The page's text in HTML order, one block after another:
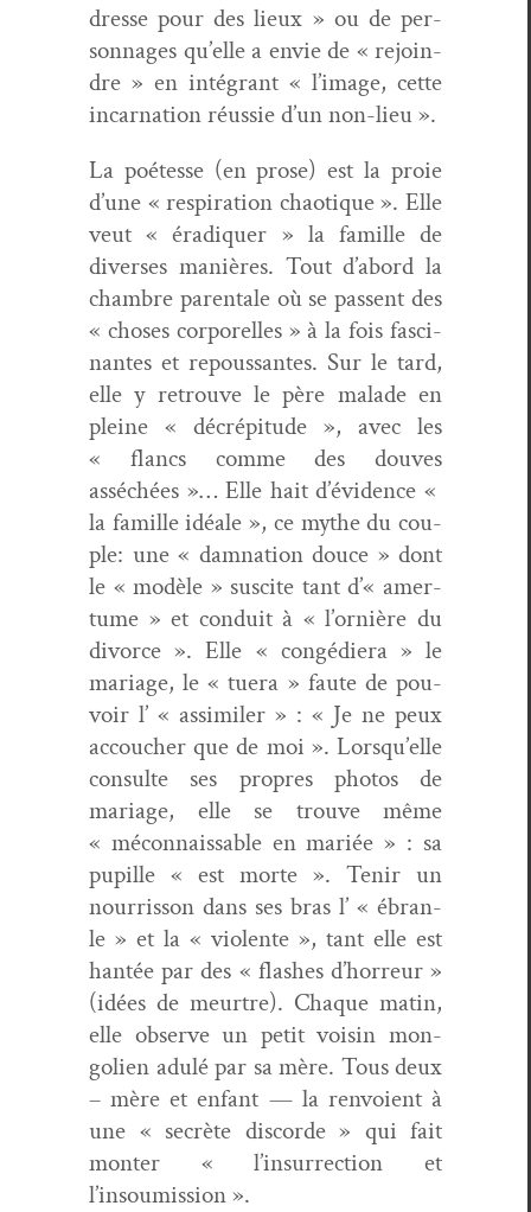
dresse pour des lieux » ou de per­
son­nages qu’elle a envie de « rejoin­
dre » en inté­grant « l’image, cette
incar­na­tion réussie d’un non-lieu ».
La poétesse (en prose) est la proie
d’une « res­pi­ra­tion chao­tique ». Elle
veut « éradi­quer » la famille de
divers­es manières. Tout d’abord la
cham­bre parentale où se passent des
« choses cor­porelles » à la fois fasci­
nantes et repous­santes. Sur le tard,
elle y retrou­ve le père malade en
pleine « décrépi­tude », avec les
« flancs comme des dou­ves
asséchées »… Elle hait d’évidence «
la famille idéale », ce mythe du cou­
ple: une « damna­tion douce » dont
le « mod­èle » sus­cite tant d’« amer­
tume » et con­duit à « l’ornière du
divorce ». Elle « con­gédiera » le
mariage, le « tuera » faute de pou­
voir l’ « assim­i­l­er » : « Je ne peux
accouch­er que de moi ». Lorsqu’elle
con­sulte ses pro­pres pho­tos de
mariage, elle se trou­ve même
« mécon­naiss­able en mar­iée » : sa
pupille « est morte ». Tenir un
nour­ris­son dans ses bras l’ « ébran­
le » et la « vio­lente », tant elle est
han­tée par des « flash­es d’horreur »
(idées de meurtre). Chaque matin,
elle observe un petit voisin mon­
golien adulé par sa mère. Tous deux
– mère et enfant — la ren­voient à
une « secrète dis­corde » qui fait
mon­ter « l’insurrection et
l’insoumission ».